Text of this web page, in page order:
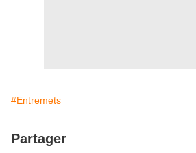
#Entremets
Partager